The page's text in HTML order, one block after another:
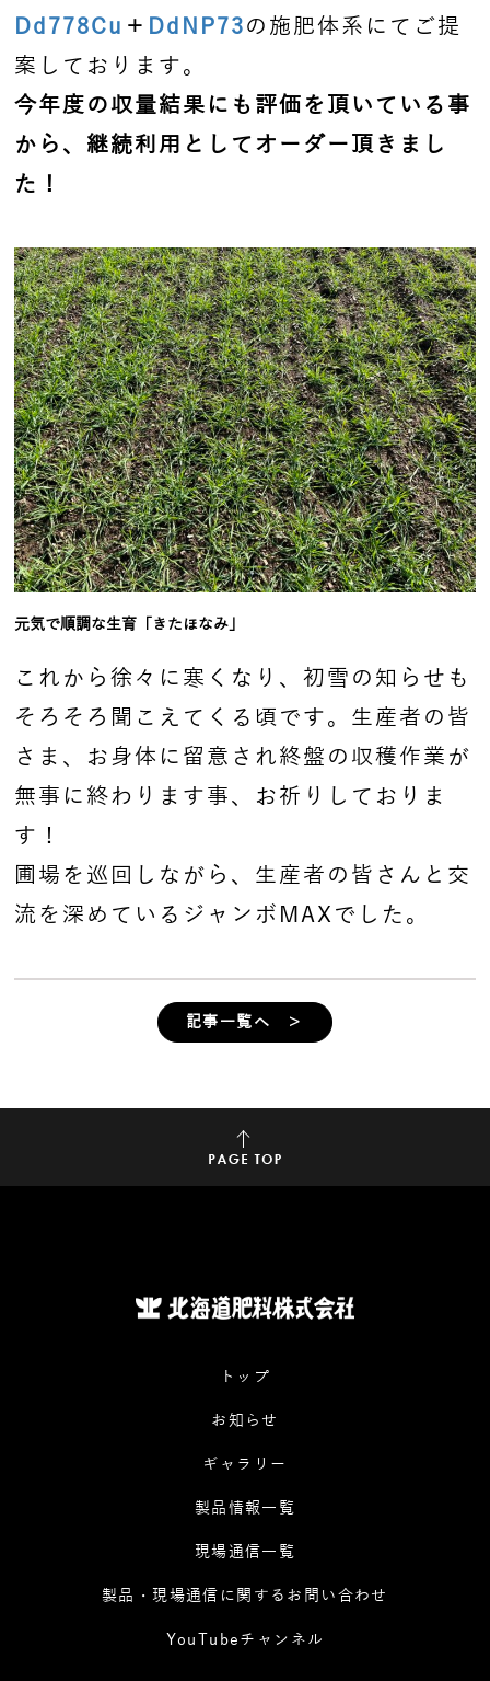
Dd778Cu ＋ DdNP73の施肥体系にてご提
案しております。
今年度の収量結果にも評価を頂いている事
から、継続利用としてオーダー頂きまし
た！
元気で順調な生育「きたほなみ」
これから徐々に寒くなり、初雪の知らせも
そろそろ聞こえてくる頃です。生産者の皆
さま、お身体に留意され終盤の収穫作業が
無事に終わります事、お祈りしておりま
す！
圃場を巡回しながら、生産者の皆さんと交
流を深めているジャンボMAXでした。
記事一覧へ ＞
トップ
お知らせ
ギャラリー
製品情報一覧
現場通信一覧
製品・現場通信に関するお問い合わせ
YouTubeチャンネル